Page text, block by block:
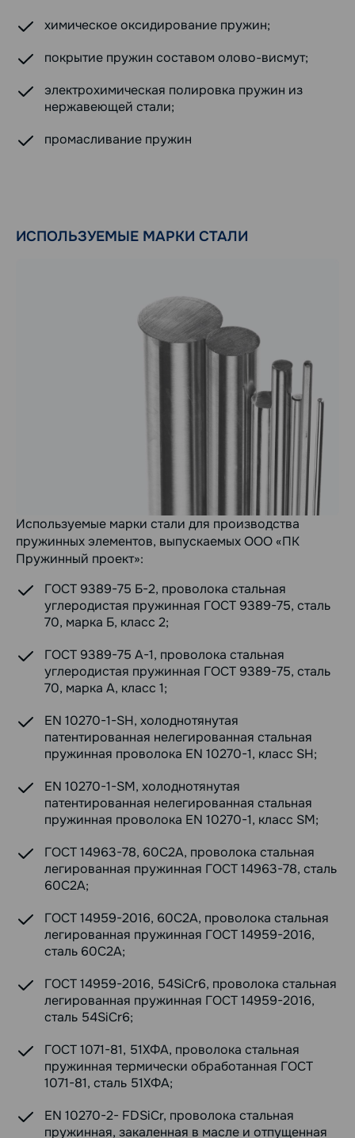
химическое оксидирование пружин;
покрытие пружин составом олово-висмут;
электрохимическая полировка пружин из
нержавеющей стали;
промасливание пружин
ИСПОЛЬЗУЕМЫЕ МАРКИ СТАЛИ
Используемые марки стали для производства
пружинных элементов, выпускаемых ООО «ПК
Пружинный проект»:
ГОСТ 9389-75 Б-2, проволока стальная
углеродистая пружинная ГОСТ 9389-75, сталь
70, марка Б, класс 2;
ГОСТ 9389-75 А-1, проволока стальная
углеродистая пружинная ГОСТ 9389-75, сталь
70, марка А, класс 1;
EN 10270-1-SH, холоднотянутая
патентированная нелегированная стальная
пружинная проволока EN 10270-1, класс SH;
EN 10270-1-SM, холоднотянутая
патентированная нелегированная стальная
пружинная проволока EN 10270-1, класс SM;
ГОСТ 14963-78, 60С2А, проволока стальная
легированная пружинная ГОСТ 14963-78, сталь
60С2А;
ГОСТ 14959-2016, 60С2А, проволока стальная
легированная пружинная ГОСТ 14959-2016,
сталь 60С2А;
ГОСТ 14959-2016, 54SiCr6, проволока стальная
легированная пружинная ГОСТ 14959-2016,
сталь 54SiCr6;
ГОСТ 1071-81, 51ХФА, проволока стальная
пружинная термически обработанная ГОСТ
1071-81, сталь 51ХФА;
EN 10270-2- FDSiCr, проволока стальная
пружинная, закаленная в масле и отпущенная